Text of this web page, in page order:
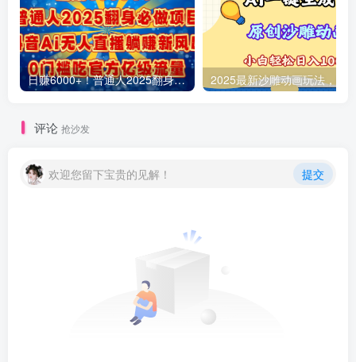
日赚6000+！普通人2025翻身必做项目，抖音Ai无人直播躺赚新风口，0门槛吃官方亿级流量
评论 抢沙发
欢迎您留下宝贵的见解！ 提交